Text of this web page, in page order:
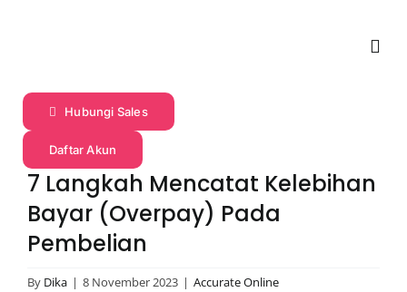
Produk
Hubungi Sales
Daftar Akun
7 Langkah Mencatat Kelebihan
Bayar (Overpay) Pada
Pembelian
By Dika | 8 November 2023 | Accurate Online